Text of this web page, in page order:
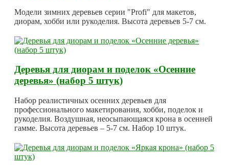
Модели зимних деревьев серии "Profi" для макетов,
диорам, хобби или рукоделия. Высота деревьев 5-7 см.
Деревья для диорам и поделок «Осенние
деревья» (набор 5 штук)
Набор реалистичных осенних деревьев для
профессионального макетирования, хобби, поделок и
рукоделия. Воздушная, неосыпающаяся крона в осенней
гамме. Высота деревьев – 5-7 см. Набор 10 штук.